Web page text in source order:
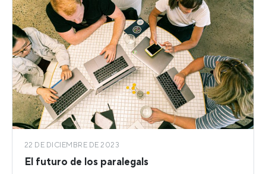
22 DE DICIEMBRE DE 2023
El futuro de los paralegals